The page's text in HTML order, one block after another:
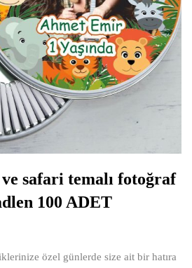
safari temalı fotoğraf
100 ADET
özel günlerde size ait bir hatıra